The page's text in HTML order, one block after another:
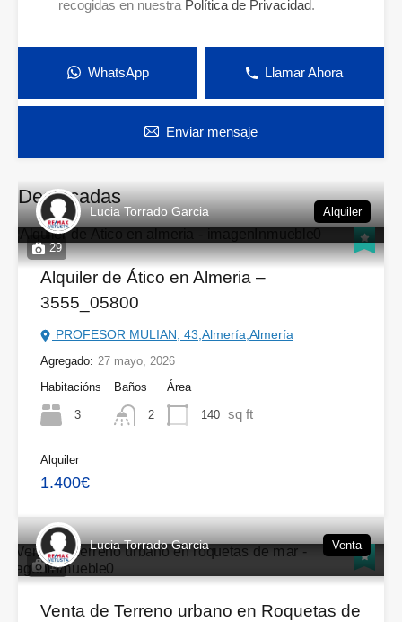
recogidas en nuestra Política de Privacidad.
WhatsApp Llamar Ahora
Enviar mensaje
Destacadas
29
Lucia Torrado Garcia Alquiler
Alquiler de Ático en Almeria –
3555_05800
PROFESOR MULIAN, 43,Almería,Almería
Agregado: 27 mayo, 2026
Habitacións
3
Baños
2
Área
140 sq ft
Alquiler
1.400€
14
Lucia Torrado Garcia Venta
Venta de Terreno urbano en Roquetas de